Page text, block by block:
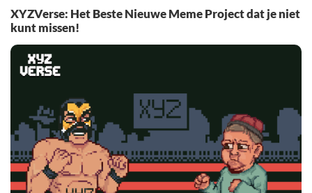
XYZVerse: Het Beste Nieuwe Meme Project dat je niet
kunt missen!